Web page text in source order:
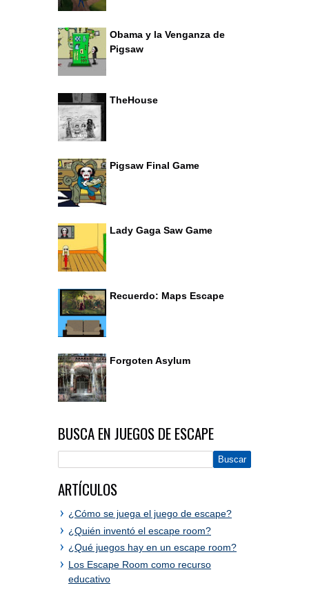
Obama y la Venganza de
Pigsaw
TheHouse
Pigsaw Final Game
Lady Gaga Saw Game
Recuerdo: Maps Escape
Forgoten Asylum
BUSCA EN JUEGOS DE ESCAPE
ARTÍCULOS
¿Cómo se juega el juego de escape?
¿Quién inventó el escape room?
¿Qué juegos hay en un escape room?
Los Escape Room como recurso
educativo